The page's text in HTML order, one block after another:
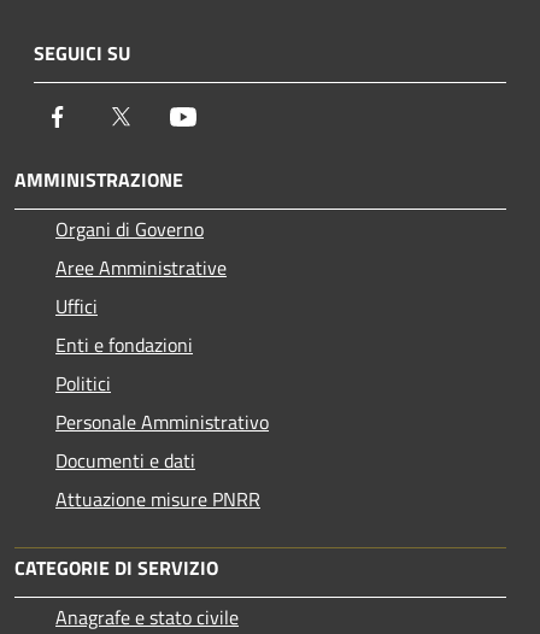
SEGUICI SU
Facebook Twitter
AMMINISTRAZIONE
Organi di Governo
Aree Amministrative
Uffici
Enti e fondazioni
Politici
Personale Amministrativo
Documenti e dati
Attuazione misure PNRR
CATEGORIE DI SERVIZIO
Anagrafe e stato civile